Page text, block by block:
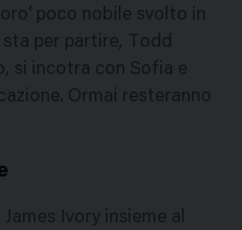
poco nobile svolto in
sta per partire, Todd
si incotra con Sofia e
Ormai resteranno
Ivory insieme al